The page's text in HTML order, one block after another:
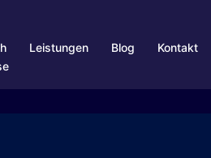
Leistungen Blog Kontakt